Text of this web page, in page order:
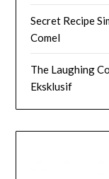
Secret Recipe
Comel
The Laughing
Eksklusif